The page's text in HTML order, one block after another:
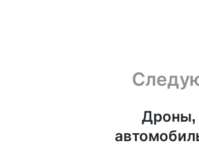
Дроны,